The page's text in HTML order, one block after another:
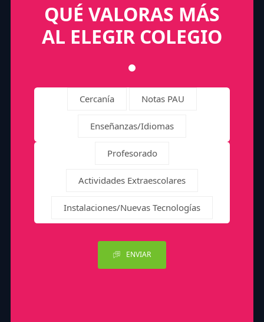
QUÉ VALORAS MÁS
AL ELEGIR COLEGIO
Cercanía Notas PAU
Enseñanzas/Idiomas
Profesorado
Actividades Extraescolares
Instalaciones/Nuevas Tecnologías
ENVIAR